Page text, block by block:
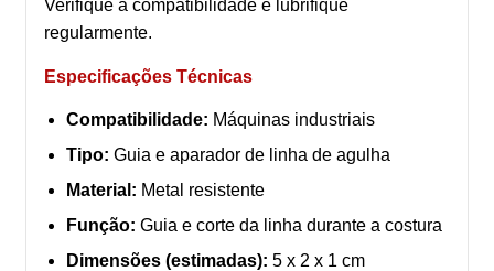
Verifique a compatibilidade e lubrifique
regularmente.
Especificações Técnicas
Compatibilidade: Máquinas industriais
Tipo: Guia e aparador de linha de agulha
Material: Metal resistente
Função: Guia e corte da linha durante a costura
Dimensões (estimadas): 5 x 2 x 1 cm